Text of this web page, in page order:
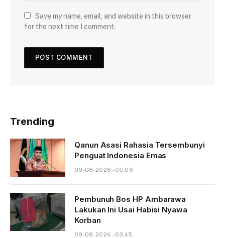
Save my name, email, and website in this browser
for the next time I comment.
Trending
Qanun Asasi Rahasia Tersembunyi
Penguat Indonesia Emas
09-08-2026 - 05.06
Pembunuh Bos HP Ambarawa
Lakukan Ini Usai Habisi Nyawa
Korban
09-08-2026 - 03.45